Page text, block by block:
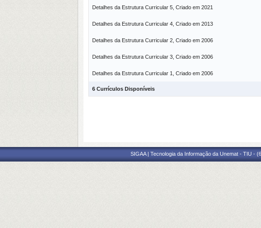
Detalhes da Estrutura Curricular 5, Criado em 2021
Detalhes da Estrutura Curricular 4, Criado em 2013
Detalhes da Estrutura Curricular 2, Criado em 2006
Detalhes da Estrutura Curricular 3, Criado em 2006
Detalhes da Estrutura Curricular 1, Criado em 2006
6 Currículos Disponíveis
SIGAA | Tecnologia da Informação da Unemat - TIU -